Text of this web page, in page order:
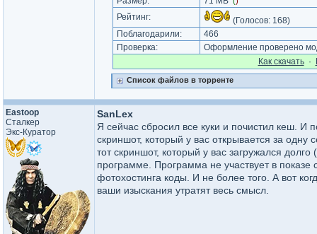
Рейтинг: (Голосов: 168)
Поблагодарили:
466
Проверка:
Оформление проверено
Как cкачать·
Список файлов в торренте
Eastoop
Сталкер
Экс-Куратор
SanLex
Я сейчас сбросил все куки и почистил кеш. И
скриншот, который у вас открывается за одну
тот скриншот, который у вас загружался
программе. Программа не участвует в
фотохостинга коды. И не более того. А вот
ваши изыскания утратят весь смысл.